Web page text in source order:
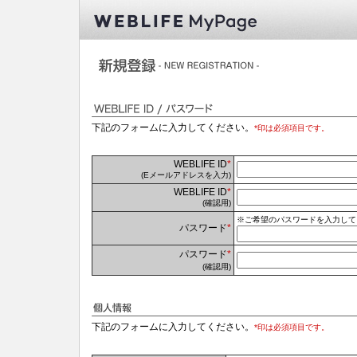
下記のフォームに入力してください。 *印は必須項目です。
WEBLIFE ID*
(Eメールアドレスを入力)
WEBLIFE ID*
(確認用)
パスワード*
※ご希望のパスワードを入力し
パスワード*
(確認用)
下記のフォームに入力してください。 *印は必須項目です。